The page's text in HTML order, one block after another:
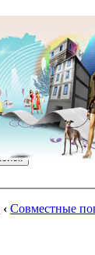
‹ Совместные